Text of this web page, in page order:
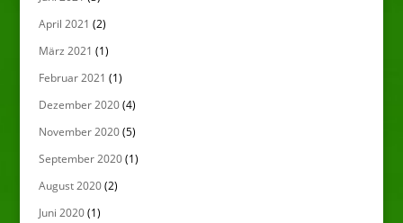
April 2021 (2)
März 2021 (1)
Februar 2021 (1)
Dezember 2020(4)
November 2020(5)
September 2020(1)
August 2020(2)
Juni 2020(1)